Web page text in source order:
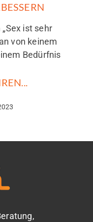
ist sehr
von keinem
Bedürfnis